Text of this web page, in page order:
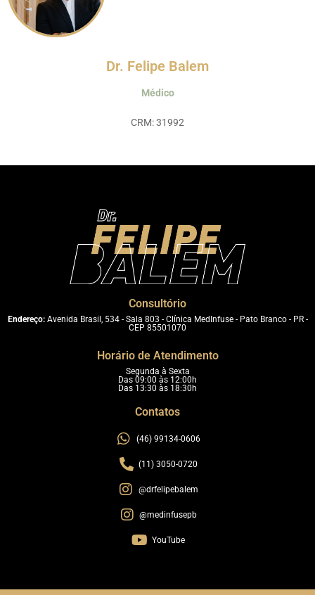
Dr. Felipe Balem
Médico
CRM: 31992
Consultório
Endereço:Avenida Brasil, 534 - Sala 803 - Clínica MedInfuse - Pato Branco - PR -
CEP 85501070
Horário de Atendimento
Segunda à Sexta
Das 09:00 às 12:00h
Das 13:30 às 18:30h
Contatos
(46) 99134-0606
(11) 3050-0720
@drfelipebalem
@medinfusepb
YouTube